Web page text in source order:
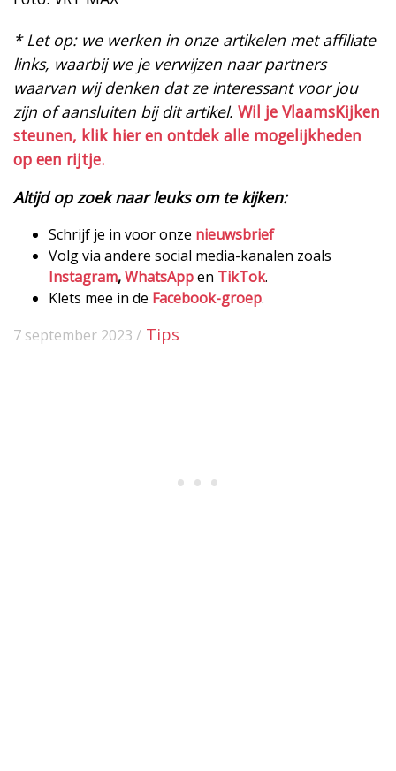
* Let op: we werken in onze artikelen met affiliate
links, waarbij we je verwijzen naar partners
waarvan wij denken dat ze interessant voor jou
zijn of aansluiten bij dit artikel. Wil je VlaamsKijken
steunen, klik hier en ontdek alle mogelijkheden
op een rijtje.
Altijd op zoek naar leuks om te kijken:
Schrijf je in voor onze nieuwsbrief
Volg via andere social media-kanalen zoals
Instagram,WhatsAppen TikTok.
Klets mee in de Facebook-groep.
7 september 2023 / Tips